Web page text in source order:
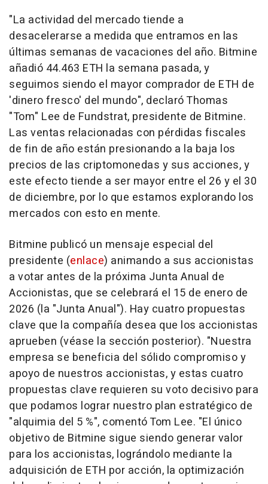
"La actividad del mercado tiende a
desacelerarse a medida que entramos en las
últimas semanas de vacaciones del año. Bitmine
añadió 44.463 ETH la semana pasada, y
seguimos siendo el mayor comprador de ETH de
'dinero fresco' del mundo", declaró Thomas
"Tom" Lee de Fundstrat, presidente de Bitmine.
Las ventas relacionadas con pérdidas fiscales
de fin de año están presionando a la baja los
precios de las criptomonedas y sus acciones, y
este efecto tiende a ser mayor entre el 26 y el 30
de diciembre, por lo que estamos explorando los
mercados con esto en mente.
Bitmine publicó un mensaje especial del
presidente (enlace) animando a sus accionistas
a votar antes de la próxima Junta Anual de
Accionistas, que se celebrará el 15 de enero de
2026 (la "Junta Anual"). Hay cuatro propuestas
clave que la compañía desea que los accionistas
aprueben (véase la sección posterior). "Nuestra
empresa se beneficia del sólido compromiso y
apoyo de nuestros accionistas, y estas cuatro
propuestas clave requieren su voto decisivo para
que podamos lograr nuestro plan estratégico de
"alquimia del 5 %", comentóTom Lee. "El único
objetivo de Bitmine sigue siendo generar valor
para los accionistas, lográndolo mediante la
adquisición de ETH por acción, la optimización